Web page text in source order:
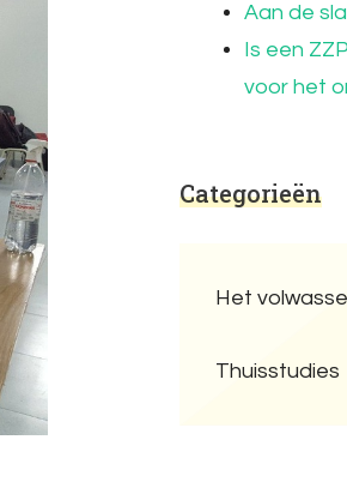
Aan de
Is een
voor het
Categorieën
Het
Thuisstudies